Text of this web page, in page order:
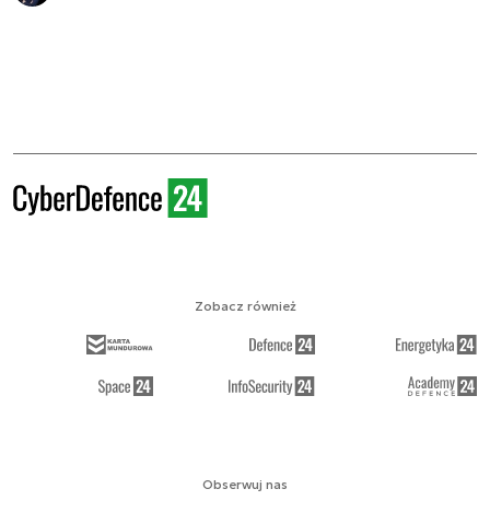
Obserwuj nas
Zobacz również